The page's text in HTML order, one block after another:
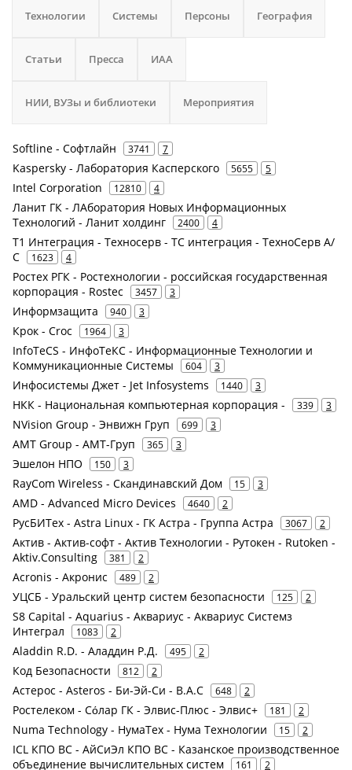
Технологии Системы Персоны География
Статьи Пресса ИАА
НИИ, ВУЗы и библиотеки Мероприятия
Softline - Софтлайн 3741 7
Kaspersky - Лаборатория Касперского 5655 5
Intel Corporation 12810 4
Ланит ГК - ЛАборатория Новых Информационных
Технологий - Ланит холдинг
2400 4
Т1 Интеграция - Техносерв - ТС интеграция - ТехноСерв А/
С
1623 4
Ростех РГК - Ростехнологии - российская государственная
корпорация - Rostec
3457 3
Информзащита 940 3
Крок - Croc 1964 3
InfoTeCS - ИнфоТеКС - Информационные Технологии и
Коммуникационные Системы
604 3
Инфосистемы Джет - Jet Infosystems 1440 3
НКК - Национальная компьютерная корпорация - 339 3
NVision Group - Энвижн Груп 699 3
AMT Group - АМТ-Груп 365 3
Эшелон НПО 150 3
RayCom Wireless - Скандинавский Дом 15 3
AMD - Advanced Micro Devices 4640 2
РусБИТех - Astra Linux - ГК Астра - Группа Астра 3067 2
Актив - Актив-софт - Актив Технологии - Рутокен - Rutoken -
Aktiv.Consulting
381 2
Acronis - Акронис 489 2
УЦСБ - Уральский центр систем безопасности 125 2
S8 Capital - Aquarius - Аквариус - Аквариус Системз
Интеграл
1083 2
Aladdin R.D. - Аладдин Р.Д. 495 2
Код Безопасности 812 2
Астерос - Asteros - Би-Эй-Си - B.A.C 648 2
Ростелеком - Сόлар ГК - Элвис-Плюс - Элвис+ 181 2
Numa Technology - НумаТех - Нума Технологии 15 2
ICL КПО ВС - АйСиЭл КПО ВС - Казанское производственное
объединение вычислительных систем
161 2